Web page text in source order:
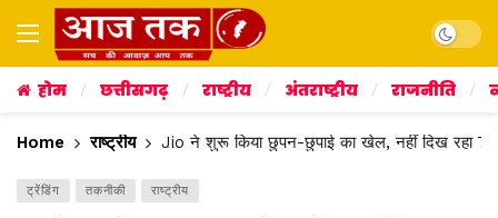
Dark
होम छत्तीसगढ़ राष्ट्रीय अंतराष्ट्रीय राजनीति
Home राष्ट्रीय Jio ने शुरू क‍िया छुपन-छुपाई का खेल, नहीं दिख रहा
ट्रेंडिंग तकनीकी राष्ट्रीय